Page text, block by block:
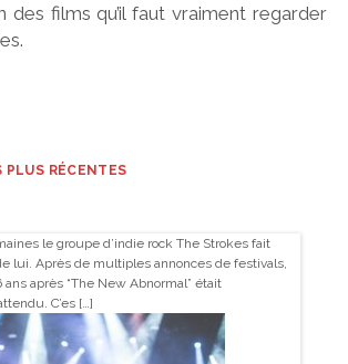
des films qu’il faut vraiment regarder
PLUS RÉCENTES
le groupe d’indie rock The Strokes fait
lui. Après de multiples annonces de festivals,
après “The New Abnormal” était
C’es […]